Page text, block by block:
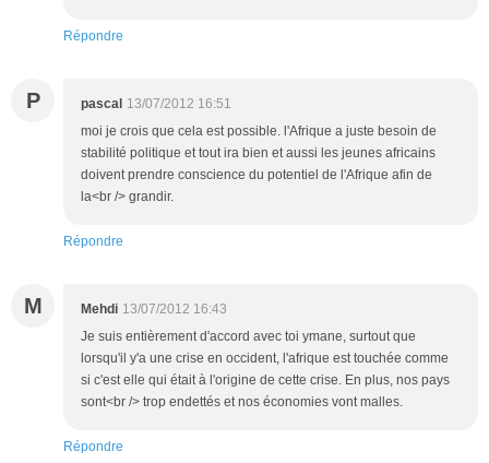
Répondre
P pascal 13/07/2012 16:51
moi je crois que cela est possible. l'Afrique a juste besoin de
stabilité politique et tout ira bien et aussi les jeunes africains
doivent prendre conscience du potentiel de l'Afrique afin de
la<br /> grandir.
Répondre
M Mehdi 13/07/2012 16:43
Je suis entièrement d'accord avec toi ymane, surtout que
lorsqu'il y'a une crise en occident, l'afrique est touchée comme
si c'est elle qui était à l'origine de cette crise. En plus, nos pays
sont<br /> trop endettés et nos économies vont malles.
Répondre